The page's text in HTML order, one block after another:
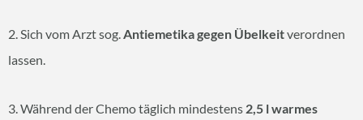
2. Sich vom Arzt sog.Antiemetika gegen Übelkeitverordnen
lassen.
3. Während der Chemo täglich mindestens 2,5 l warmes